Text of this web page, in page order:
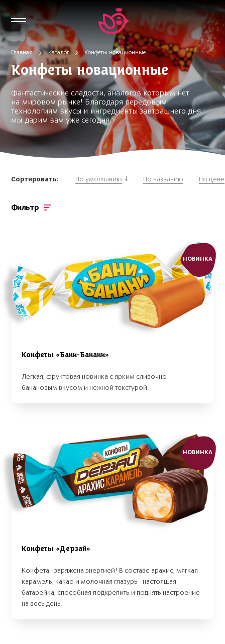
Главная Каталог Конфеты новационные
Конфеты новационные
Фантастические сладости, аналогов которым нет
на мировом рынке! Благодаря передовым
технологиям вкусы и ингредиенты завтрашнего дня
мы дарим вам уже сегодня.
Фильтр
Сортировать: По умолчанию По названию По цене
НОВИНКА
Конфеты «Бани-Банани»
Лёгкая, фруктовая новинка с ярким сливочно-
банановым вкусом и нежной текстурой.
НОВИНКА
Конфеты «Дерзай»
Конфета - заряжена энергией! В составе арахис, мягкая
карамель, какао и молочная глазурь - настоящая
батарейка, способная подкрепить и поднять настроение
на весь день!